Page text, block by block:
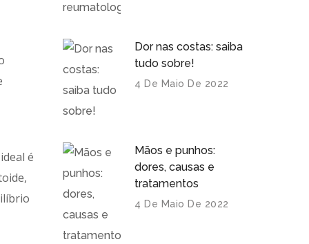
é
Dor nas costas: saiba
tudo sobre!
4 De Maio De 2022
Mãos e punhos:
dores, causas e
tratamentos
4 De Maio De 2022